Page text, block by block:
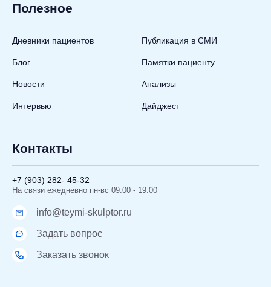
Полезное
Дневники пациентов
Блог
Новости
Интервью
Публикация в СМИ
Памятки пациенту
Анализы
Дайджест
Контакты
+7 (903) 282- 45-32
На связи ежедневно пн-вс 09:00 - 19:00
info@teymi-skulptor.ru
Задать вопрос
Заказать звонок